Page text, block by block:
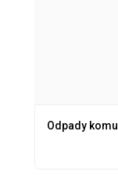
Odpady